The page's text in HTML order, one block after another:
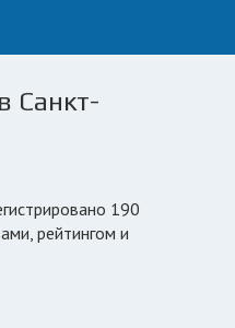
Санкт-
рейтингом и